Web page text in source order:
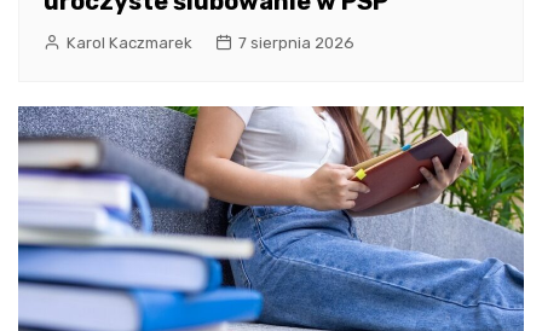
Karol Kaczmarek 7 sierpnia 2026